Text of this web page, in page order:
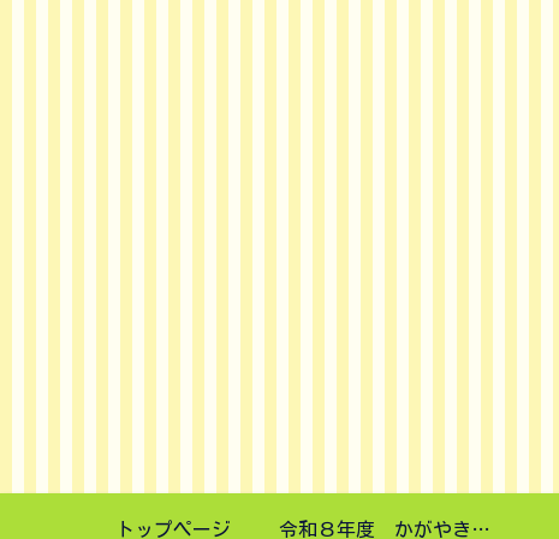
トップページ 令和８年度 かがやき講演会申し込みフォーム